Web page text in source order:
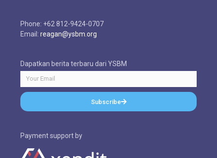
Phone: +62 812-9424-0707
Email:reagan@ysbm.org
Dapatkan berita terbaru dari YSBM
Subscribe
Payment support by